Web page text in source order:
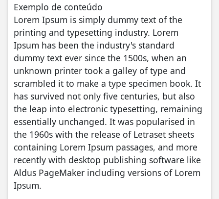
Exemplo de conteúdo
Lorem Ipsum is simply dummy text of the
printing and typesetting industry. Lorem
Ipsum has been the industry's standard
dummy text ever since the 1500s, when an
unknown printer took a galley of type and
scrambled it to make a type specimen book. It
has survived not only five centuries, but also
the leap into electronic typesetting, remaining
essentially unchanged. It was popularised in
the 1960s with the release of Letraset sheets
containing Lorem Ipsum passages, and more
recently with desktop publishing software like
Aldus PageMaker including versions of Lorem
Ipsum.